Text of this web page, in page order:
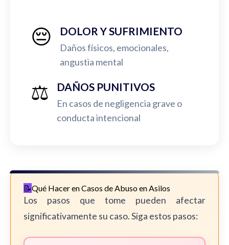
😔 DOLOR Y SUFRIMIENTO
Daños físicos, emocionales,
angustia mental
⚖️ DAÑOS PUNITIVOS
En casos de negligencia grave o
conducta intencional
Qué Hacer en Casos de Abuso en Asilos
Los pasos que tome pueden afectar
significativamente su caso. Siga estos pasos: